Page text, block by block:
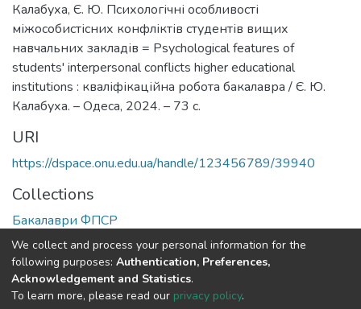
Калабуха, Є. Ю. Психологічні особливості
міжособистісних конфліктів студентів вищих
навчальних закладів = Psychological features of
students' interpersonal conflicts higher educational
institutions : кваліфікаційна робота бакалавра / Є. Ю.
Калабуха. – Одеса, 2024. – 73 с.
URI
https://dspace.onu.edu.ua/handle/123456789/39940
Collections
Бакалаври ФПСР
Full item page
We collect and process your personal information for the
following purposes: Authentication, Preferences,
Acknowledgement and Statistics.
To learn more, please read our privacy policy.